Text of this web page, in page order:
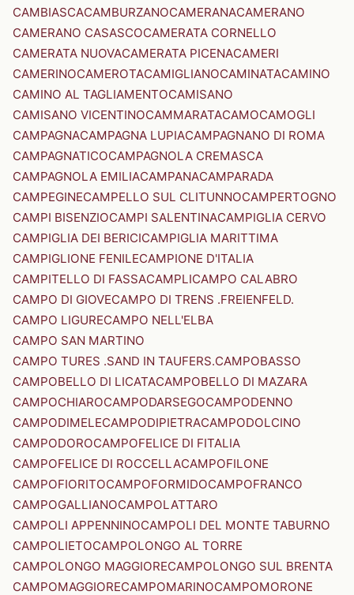
CAMBIASCACAMBURZANOCAMERANACAMERANO
CAMERANO CASASCOCAMERATA CORNELLO
CAMERATA NUOVACAMERATA PICENACAMERI
CAMERINOCAMEROTACAMIGLIANOCAMINATACAMINO
CAMINO AL TAGLIAMENTOCAMISANO
CAMISANO VICENTINOCAMMARATACAMOCAMOGLI
CAMPAGNACAMPAGNA LUPIACAMPAGNANO DI ROMA
CAMPAGNATICOCAMPAGNOLA CREMASCA
CAMPAGNOLA EMILIACAMPANACAMPARADA
CAMPEGINECAMPELLO SUL CLITUNNOCAMPERTOGNO
CAMPI BISENZIOCAMPI SALENTINACAMPIGLIA CERVO
CAMPIGLIA DEI BERICICAMPIGLIA MARITTIMA
CAMPIGLIONE FENILECAMPIONE D'ITALIA
CAMPITELLO DI FASSACAMPLICAMPO CALABRO
CAMPO DI GIOVECAMPO DI TRENS .FREIENFELD.
CAMPO LIGURECAMPO NELL'ELBA
CAMPO SAN MARTINO
CAMPO TURES .SAND IN TAUFERS.CAMPOBASSO
CAMPOBELLO DI LICATACAMPOBELLO DI MAZARA
CAMPOCHIAROCAMPODARSEGOCAMPODENNO
CAMPODIMELECAMPODIPIETRACAMPODOLCINO
CAMPODOROCAMPOFELICE DI FITALIA
CAMPOFELICE DI ROCCELLACAMPOFILONE
CAMPOFIORITOCAMPOFORMIDOCAMPOFRANCO
CAMPOGALLIANOCAMPOLATTARO
CAMPOLI APPENNINOCAMPOLI DEL MONTE TABURNO
CAMPOLIETOCAMPOLONGO AL TORRE
CAMPOLONGO MAGGIORECAMPOLONGO SUL BRENTA
CAMPOMAGGIORECAMPOMARINOCAMPOMORONE